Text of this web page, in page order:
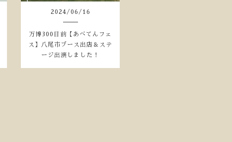
2024/06 / 16
万博300日前【あべてんフェ
ス】八尾市ブース出店＆ステ
ージ出演しました！